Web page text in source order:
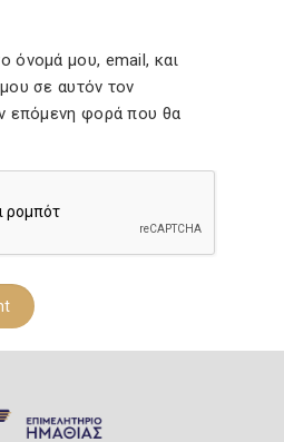
όνομά μου, email, και
σε αυτόν τον
επόμενη φορά που θα